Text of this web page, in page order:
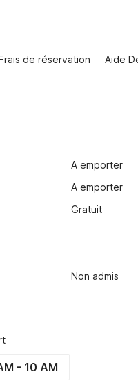
de réservation
Aide
A emporter
A emporter
Gratuit
Non admis
- 10 AM